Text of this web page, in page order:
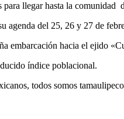
llegar hasta la comunidad
agenda del 25, 26 y 27 de
embarcación hacia el ejido
índice poblacional.
todos somos